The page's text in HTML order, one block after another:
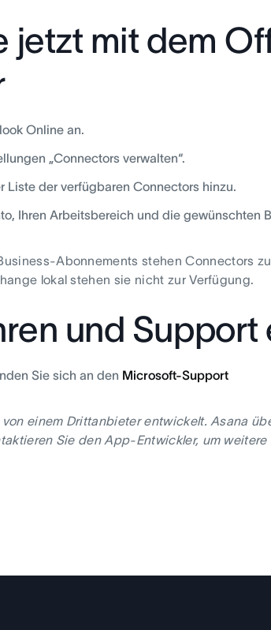
jetzt mit dem
Online an.
„Connectors verwalten“.
Liste der verfügbaren Connectors hinzu.
Ihren Arbeitsbereich und die gewünschten
Abonnements stehen Connectors
lokal stehen sie nicht zur Verfügung.
und Support
Sie sich an den Microsoft-Support
einem Drittanbieter entwickelt. Asana
Sie den App-Entwickler, um